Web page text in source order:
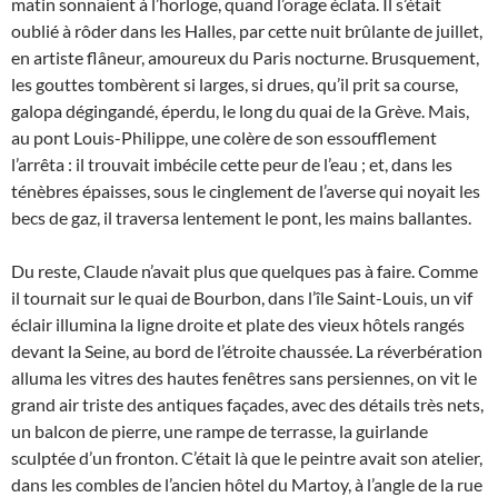
oublié à rôder dans les Halles, par cette nuit brûlante de juillet,
en artiste flâneur, amoureux du Paris nocturne. Brusquement,
les gouttes tombèrent si larges, si drues, qu’il prit sa course,
galopa dégingandé, éperdu, le long du quai de la Grève. Mais,
au pont Louis-Philippe, une colère de son essoufflement
l’arrêta : il trouvait imbécile cette peur de l’eau ; et, dans les
ténèbres épaisses, sous le cinglement de l’averse qui noyait les
becs de gaz, il traversa lentement le pont, les mains ballantes.
Du reste, Claude n’avait plus que quelques pas à faire. Comme
il tournait sur le quai de Bourbon, dans l’île Saint-Louis, un vif
éclair illumina la ligne droite et plate des vieux hôtels rangés
devant la Seine, au bord de l’étroite chaussée. La réverbération
alluma les vitres des hautes fenêtres sans persiennes, on vit le
grand air triste des antiques façades, avec des détails très nets,
un balcon de pierre, une rampe de terrasse, la guirlande
sculptée d’un fronton. C’était là que le peintre avait son atelier,
dans les combles de l’ancien hôtel du Martoy, à l’angle de la rue